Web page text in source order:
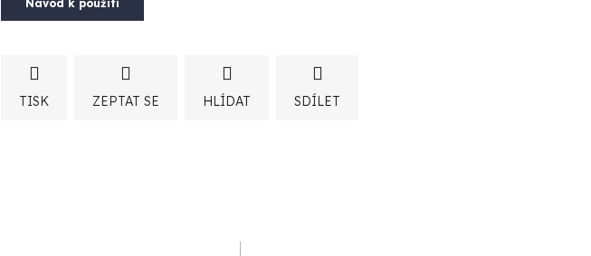
Návod k použití
TISK ZEPTAT SE HLÍDAT SDÍLET